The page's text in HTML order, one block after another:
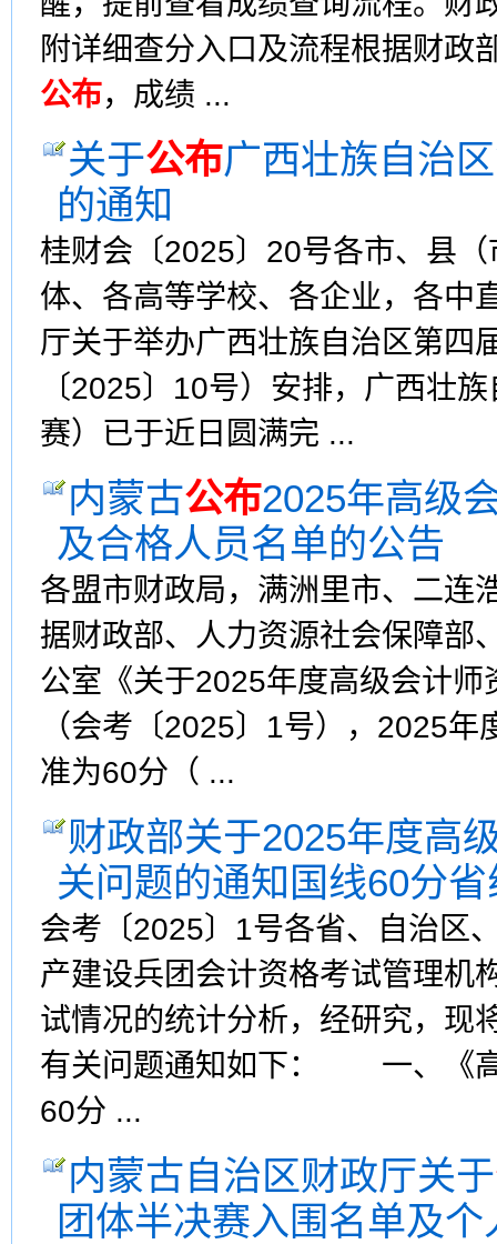
附详细查分入口及流程根据财政
公布，成绩 ...
关于公布广西壮族自治
的通知
桂财会〔2025〕20号各市、县
体、各高等学校、各企业，各中
厅关于举办广西壮族自治区第四
〔2025〕10号）安排，广西壮
赛）已于近日圆满完 ...
内蒙古公布2025年高级
及合格人员名单的公告
各盟市财政局，满洲里市、二连
据财政部、人力资源社会保障部
公室《关于2025年度高级会计
（会考〔2025〕1号），2025
准为60分（ ...
财政部关于2025年度高
关问题的通知国线60分
会考〔2025〕1号各省、自治区
产建设兵团会计资格考试管理
试情况的统计分析，经研究，现
有关问题通知如下： 一、《高
60分 ...
内蒙古自治区财政厅关于
团体半决赛入围名单及